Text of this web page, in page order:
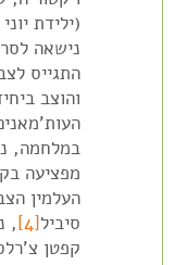
נישאה
התגייס
והוצב
מפציעה
העלמין
סיביל[4]
קפטן